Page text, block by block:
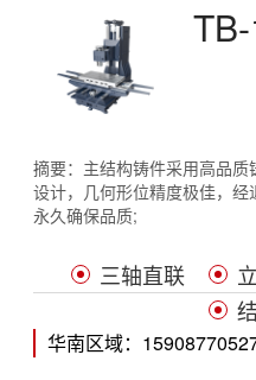
摘要： 主结构铸件采用高品
设计，几何形位精度极佳，经
永久确保品质;
三轴直联
华南区域：